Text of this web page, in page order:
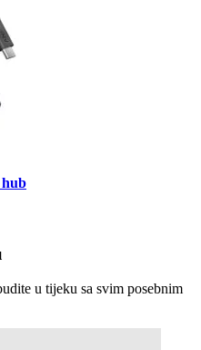
u tijeku sa svim posebnim